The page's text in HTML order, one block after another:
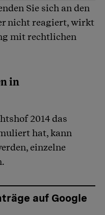
Sie sich an den
nicht reagiert, wirkt
mit rechtlichen
in
2014 das
hat, kann
einzelne
auf Google